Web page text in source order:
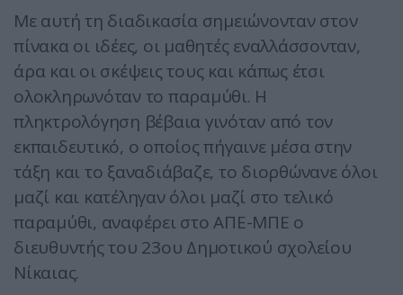
Με αυτή τη διαδικασία σημειώνονταν στον
πίνακα οι ιδέες, οι μαθητές εναλλάσσονταν,
άρα και οι σκέψεις τους και κάπως έτσι
ολοκληρωνόταν το παραμύθι. Η
πληκτρολόγηση βέβαια γινόταν από τον
εκπαιδευτικό, ο οποίος πήγαινε μέσα στην
τάξη και το ξαναδιάβαζε, το διορθώνανε όλοι
μαζί και κατέληγαν όλοι μαζί στο τελικό
παραμύθι, αναφέρει στο ΑΠΕ-ΜΠΕ ο
διευθυντής του 23ου Δημοτικού σχολείου
Νίκαιας.